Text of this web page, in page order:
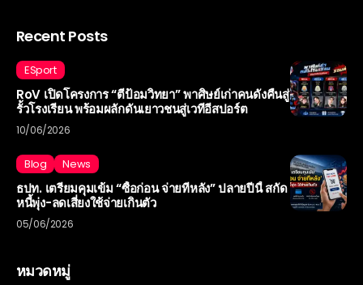
Recent Posts
ESport
RoV เปิดโครงการ “ตีป้อมวิทยา” พาศิษย์เก่าคนดังคืนสู่
รั้วโรงเรียน พร้อมผลักดันเยาวชนสู่เวทีอีสปอร์ต
10/06/2026
Blog News
ธปท. เตรียมคุมเข้ม “ซื้อก่อน จ่ายทีหลัง” ปลายปีนี้ สกัด
หนี้พุ่ง-ลดเสี่ยงใช้จ่ายเกินตัว
05/06/2026
หมวดหมู่